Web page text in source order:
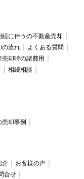
続に伴うの不動産売却
の流れ
よくある質問
売却時の諸費用
相続相談
売却事例
介
お客様の声
合せ